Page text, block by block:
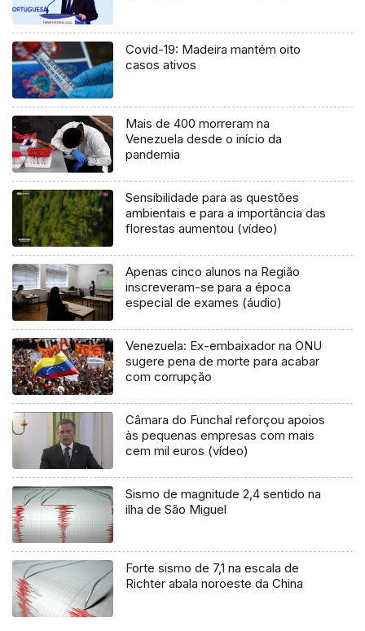
Covid-19: Madeira mantém oito
casos ativos
Mais de 400 morreram na
Venezuela desde o início da
pandemia
Sensibilidade para as questões
ambientais e para a importância das
florestas aumentou (vídeo)
Apenas cinco alunos na Região
inscreveram-se para a época
especial de exames (áudio)
Venezuela: Ex-embaixador na ONU
sugere pena de morte para acabar
com corrupção
Câmara do Funchal reforçou apoios
às pequenas empresas com mais
cem mil euros (vídeo)
Sismo de magnitude 2,4 sentido na
ilha de São Miguel
Forte sismo de 7,1 na escala de
Richter abala noroeste da China